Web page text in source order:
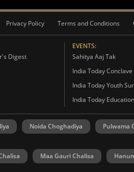
Privacy Policy Terms and Conditions
Digest
EVENTS:
Sahitya Aaj Tak
India Today Conclave
India Today Youth
India Today
Noida Choghadiya Pulwama
Maa Gauri Chalisa